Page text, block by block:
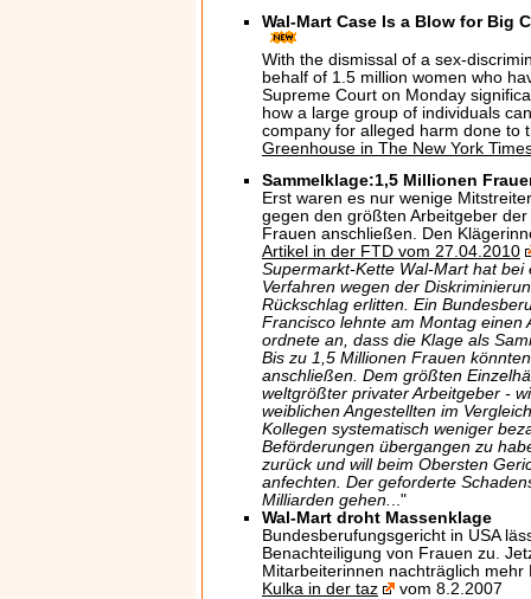
Wal-Mart Case Is a Blow for Big
With the dismissal of a sex-
behalf of 1.5 million women who
Supreme Court on Monday
how a large group of individuals
company for alleged harm done to
Greenhouse in The New York
Sammelklage:1,5 Millionen
Erst waren es nur wenige
gegen den größten Arbeitgeber
Frauen anschließen. Den
Artikel in der FTD vom 27.04.2010
Supermarkt-Kette Wal-Mart hat
Verfahren wegen der
Rückschlag erlitten. Ein
Francisco lehnte am Montag einen
ordnete an, dass die Klage als
Bis zu 1,5 Millionen Frauen
anschließen. Dem größten
weltgrößter privater Arbeitgeber -
weiblichen Angestellten im
Kollegen systematisch weniger
Beförderungen übergangen zu
zurück und will beim Obersten
anfechten. Der geforderte
Milliarden gehen. .."
Wal-Mart droht Massenklage
Bundesberufungsgericht in USA
Benachteiligung von Frauen zu.
Mitarbeiterinnen nachträglich
Kulka in der taz
vom 8.2.2007